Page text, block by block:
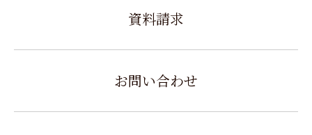
資料請求
お問い合わせ